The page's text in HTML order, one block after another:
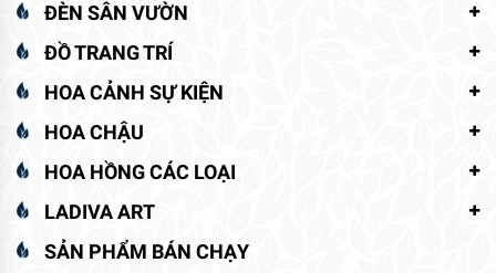
ĐÈN SÂN VƯỜN
ĐỒ TRANG TRÍ
HOA CẢNH SỰ KIỆN
HOA CHẬU
HOA HỒNG CÁC LOẠI
LADIVA ART
SẢN PHẨM BÁN CHẠY